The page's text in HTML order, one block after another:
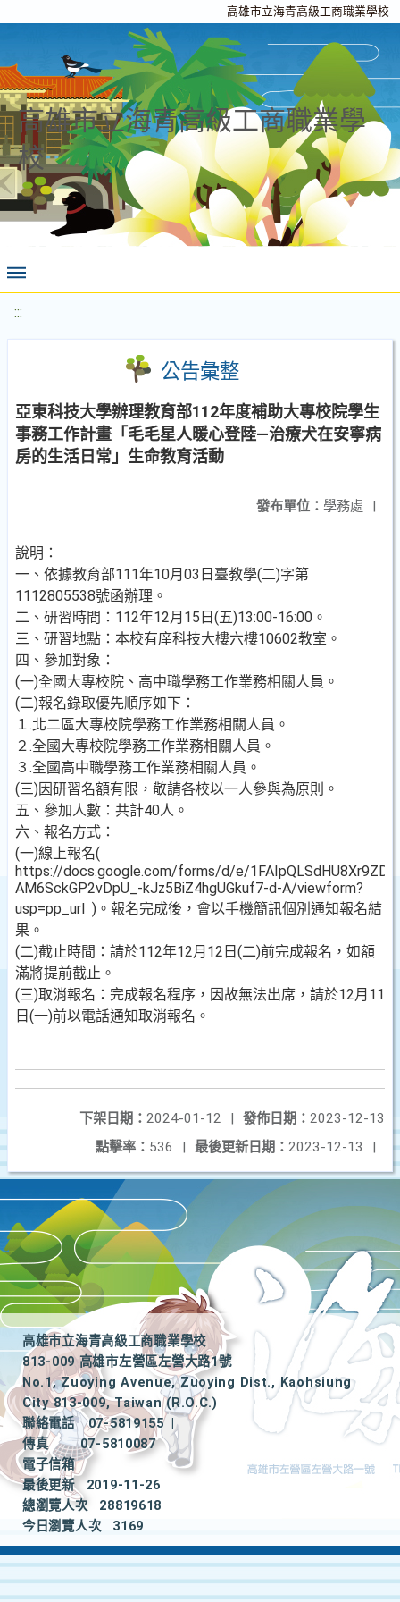
高雄市立海青高級工商職業學校
高雄市立海青高級工商職業學
校
:::
公告彙整
亞東科技大學辦理教育部112年度補助大專校院學生
事務工作計畫「毛毛星人暖心登陸—治療犬在安寧病
房的生活日常」生命教育活動
發布單位： 學務處 |
說明：
一、依據教育部111年10月03日臺教學(二)字第
1112805538號函辦理。
二、研習時間：112年12月15日(五)13:00-16:00。
三、研習地點：本校有庠科技大樓六樓10602教室。
四、參加對象：
(一)全國大專校院、高中職學務工作業務相關人員。
(二)報名錄取優先順序如下：
１.北二區大專校院學務工作業務相關人員。
２.全國大專校院學務工作業務相關人員。
３.全國高中職學務工作業務相關人員。
(三)因研習名額有限，敬請各校以一人參與為原則。
五、參加人數：共計40人。
六、報名方式：
(一)線上報名(
https://docs.google.com/forms/d/e/
AM6SckGP2vDpU_-kJz5BiZ4hgUGkuf7-d-A/viewform?
usp=pp_url )。報名完成後，會以手機簡訊個別通知報名結
果。
(二)截止時間：請於112年12月12日(二)前完成報名，如額
滿將提前截止。
(三)取消報名：完成報名程序，因故無法出席，請於12月11
日(一)前以電話通知取消報名。
發佈日期： 2023-12-13
下架日期： 2024-01-12
|
最後更新日期： 2023-12-13 |
點擊率： 536 |
高雄市立海青高級工商職業學校
813-009 高雄市左營區左營大路1號
No.1, Zuoying Avenue, Zuoying Dist., Kaohsiung
City 813-009, Taiwan (R.O.C.)
聯絡電話
07-5819155
|
傳真
07-5810087
電子信箱
最後更新
2019-11-26
總瀏覽人次
28819618
今日瀏覽人次
3169